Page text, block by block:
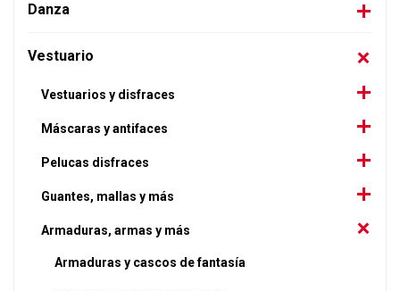
Danza
Vestuario
Vestuarios y disfraces
Máscaras y antifaces
Pelucas disfraces
Guantes, mallas y más
Armaduras, armas y más
Armaduras y cascos de fantasía